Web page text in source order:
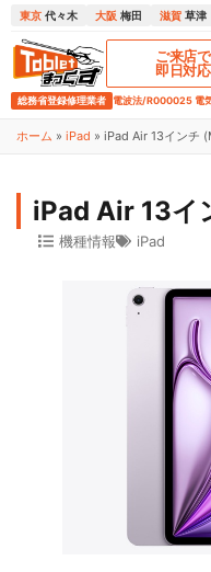
東京 代々木 大阪 梅田 滋賀 草津
ご来店で
即日対応
総務省登録修理業者 電波法/R000025 電
ホーム » iPad » iPad Air 13インチ
iPad Air 13イ
機種情報 iPad